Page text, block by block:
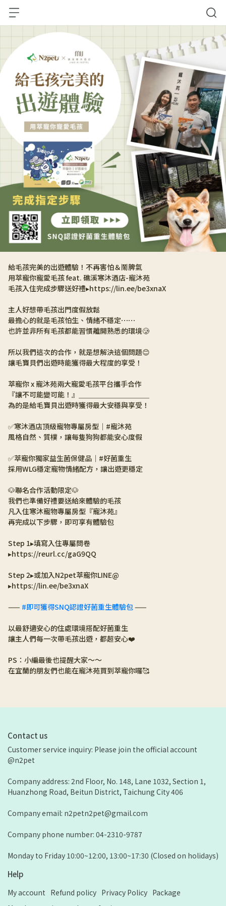
給毛孩完美的出遊體驗！不再害怕＆鬧脾氣
用萃寵你寵愛毛孩 feat. 礁溪寒沐酒店-寵沐苑
毛孩入住完成步驟送好禮▸https://lin.ee/be3xnaX
主人好想帶毛孩出門度假放鬆
最擔心的就是毛孩怕生、情緒不穩定⋯⋯
也許並非所有毛孩都能習慣離開熟悉的環境🥲
所以我們這次的合作，就是想解決這個問題😊
讓毛寶貝們出遊時能獲得最大程度的享受！
萃寵你 x 寵沐苑兩大寵愛毛孩平台攜手合作
『讓不可能變可能！』＿＿＿＿＿＿＿＿＿＿
為的是給毛寶貝出遊時獲得最大安穩與享受！
✅寒沐酒店頂級寵物專屬房型｜#寵沐苑
風格自然、質樸，讓每隻狗狗都能安心度假
✅萃寵你獨家益生菌保健品｜#好菌重生
採用WLG穩定寵物情緒配方，讓出遊更穩定
🐶聯名合作活動限定🐶
我們也準備好禮要送給來體驗的毛孩
凡入住寒沐寵物專屬房型『寵沐苑』
再完成以下步驟，即可享有體驗包
Step 1▸填寫入住專屬問卷
▸https://reurl.cc/gaG9QQ
Step 2▸或加入N2pet萃寵你LINE@
▸https://lin.ee/be3xnaX
—— #即可獲得SNQ認證好菌重生體驗包 ——
以最舒適安心的住處環境搭配好菌重生
讓主人們每一次帶毛孩出遊，都超安心❤️
PS：小編最後也提醒大家～～
在宜蘭的朋友們也能在寵沐苑買到萃寵你囉🥰
Contact us
Customer service inquiry: Please join the official account
@n2pet
Company address: 2nd Floor, No. 148, Lane 1032, Section 1,
Huanzhong Road, Beitun District, Taichung City 406
Company email: n2petn2pet@gmail.com
Company phone number: 04-2310-9787
Monday to Friday 10:00~12:00, 13:00~17:30 (Closed on holidays)
Help
My account Refund policy Privacy Policy Package